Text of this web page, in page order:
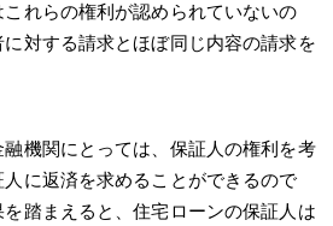
れらの権利が認められていないの
対する請求とほぼ同じ内容の請求を
機関にとっては、保証人の権利を考
に返済を求めることができるので
踏まえると、住宅ローンの保証人は